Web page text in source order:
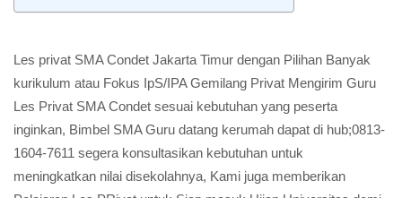
Les privat SMA Condet Jakarta Timur dengan Pilihan Banyak
kurikulum atau Fokus IpS/IPA Gemilang Privat Mengirim Guru
Les Privat SMA Condet sesuai kebutuhan yang peserta
inginkan, Bimbel SMA Guru datang kerumah dapat di hub;0813-
1604-7611 segera konsultasikan kebutuhan untuk
meningkatkan nilai disekolahnya, Kami juga memberikan